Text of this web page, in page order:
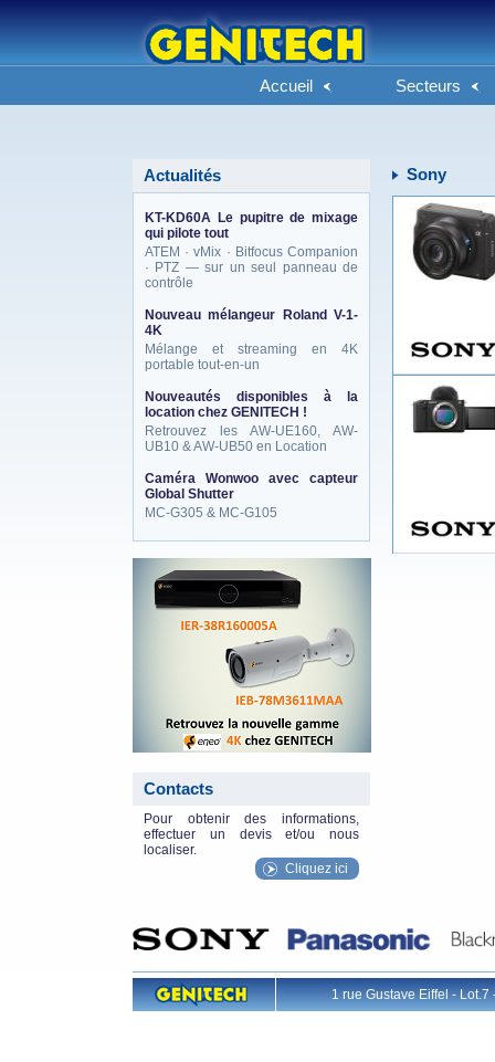
Accueil Secteurs
Actualités
KT-KD60A Le pupitre de mixage
qui pilote tout
ATEM · vMix · Bitfocus Companion
· PTZ — sur un seul panneau de
contrôle
Nouveau mélangeur Roland V-1-
4K
Mélange et streaming en 4K
portable tout-en-un
Nouveautés disponibles à la
location chez GENITECH !
Retrouvez les AW-UE160, AW-
UB10 & AW-UB50 en Location
Caméra Wonwoo avec capteur
Global Shutter
MC-G305 & MC-G105
Contacts
Pour obtenir des informations,
effectuer un devis et/ou nous
localiser.
Cliquez ici
Sony
1 rue Gustave Eiffel -